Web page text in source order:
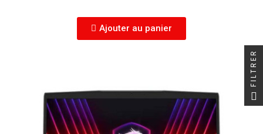
Ajouter au panier
FILTRER